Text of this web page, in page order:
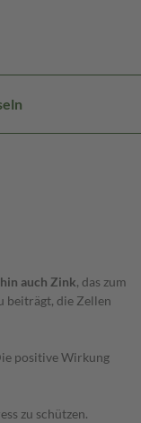
auch Zink, das zum
beiträgt, die Zellen
positive Wirkung
zu schützen.